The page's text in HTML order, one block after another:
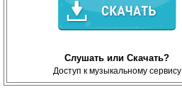
Слушать или Скачать?
Доступ к музыкальному сервису